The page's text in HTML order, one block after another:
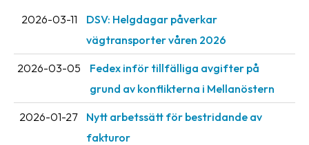
2026-03-11
DSV: Helgdagar påverkar
vägtransporter våren 2026
2026-03-05
Fedex inför tillfälliga avgifter på
grund av konflikterna i Mellanöstern
2026-01-27
Nytt arbetssätt för bestridande av
fakturor